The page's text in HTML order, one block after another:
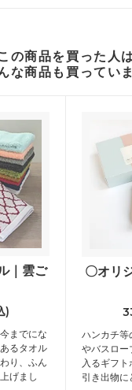
の商品を買った人
な商品も買ってい
｜雲ご
)
までにな
るタオル
り、ふん
げまし
〇オリ
ハンカチ等
やバスロー
入るギフト
引き出物に